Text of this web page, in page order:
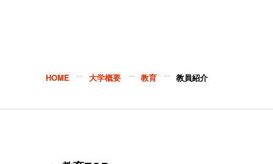
HOME 大学概要 教育 教員紹介